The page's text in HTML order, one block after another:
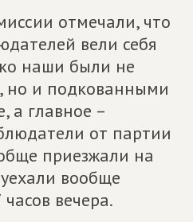
отмечали, что
вели себя
наши были не
но и подкованными
а главное –
от партии
приезжали на
вообще
вечера.